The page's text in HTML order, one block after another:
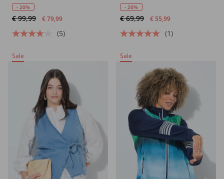
capuchon
- 20%
€ 99,99 € 79,99
(5)
reflector, opstaande kraag
- 20%
€ 69,99 € 55,99
(1)
Sale Sale